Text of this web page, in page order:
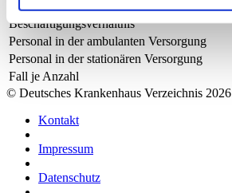
Personal ohne direktes
Beschäftigungsverhältnis
Personal in der ambulanten Versorgung
Personal in der stationären Versorgung
Fall je Anzahl
© Deutsches Krankenhaus Verzeichnis 2026
Kontakt
Impressum
Datenschutz